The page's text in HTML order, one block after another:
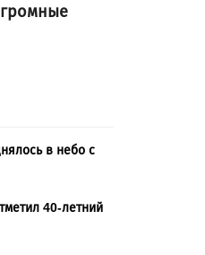
в небо с
40-летний